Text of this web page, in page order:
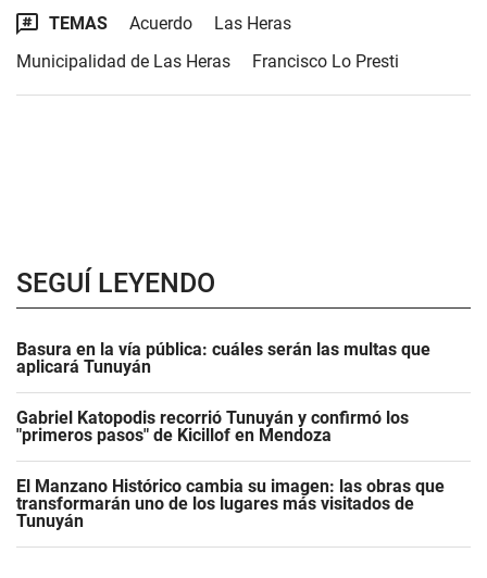
TEMAS Acuerdo
Las Heras
Municipalidad de Las Heras
Francisco Lo Presti
SEGUÍ LEYENDO
Basura en la vía pública: cuáles serán las multas que
aplicará Tunuyán
Gabriel Katopodis recorrió Tunuyán y confirmó los
"primeros pasos" de Kicillof en Mendoza
El Manzano Histórico cambia su imagen: las obras que
transformarán uno de los lugares más visitados de
Tunuyán